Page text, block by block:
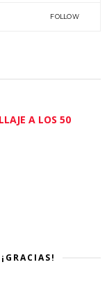
FOLLOW
A LOS 50